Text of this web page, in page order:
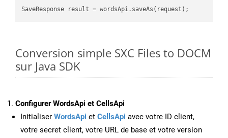
Conversion simple SXC Files to DOCM
sur Java SDK
Configurer WordsApi et CellsApi
Initialiser WordsApi et CellsApi avec votre ID client,
votre secret client, votre URL de base et votre version